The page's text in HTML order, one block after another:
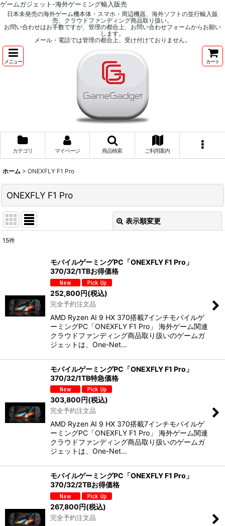
ゲームガジェット-海外ゲーミング輸入販売
日本未発売の海外ゲーム機本体・スマホ・周辺機器、海外ソフトの並行輸入販
売、クラウドファンディング商品取り扱い。
お問い合わせはお手数ですが、管理の都合上、お問い合わせフォームからお願い
します。
メール・電話では管理の都合上、受け付けておりません。
メニュー カート
カテゴリ マイページ 商品検索 ご利用案内
ホーム > ONEXFLY F1 Pro
ONEXFLY F1 Pro
表示順変更
15件
モバイルゲーミングPC「ONEXFLY F1 Pro」
370/32/1TBお得価格
252,800円(税込)
完全予約注文品
AMD Ryzen AI 9 HX 370搭載7インチモバイルゲ
ーミングPC「ONEXFLY F1 Pro」 海外ゲーム関連
クラウドファンディング商品取り扱いのゲームガ
ジェットは、One-Net…
モバイルゲーミングPC「ONEXFLY F1 Pro」
370/32/1TB特急価格
303,800円(税込)
完全予約注文品
AMD Ryzen AI 9 HX 370搭載7インチモバイルゲ
ーミングPC「ONEXFLY F1 Pro」 海外ゲーム関連
クラウドファンディング商品取り扱いのゲームガ
ジェットは、One-Net…
モバイルゲーミングPC「ONEXFLY F1 Pro」
370/32/2TBお得価格
267,800円(税込)
完全予約注文品